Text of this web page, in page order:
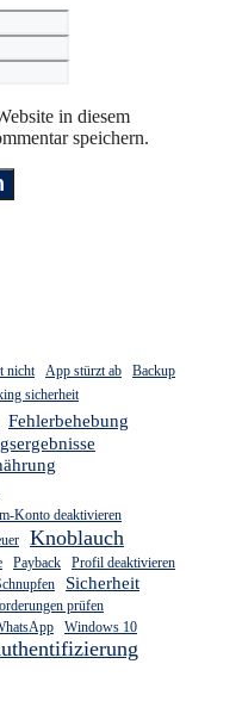
Mail-
Adresse
in diesem
speichern.
nicht App stürzt ab
Backup
sicherheit
Fehlerbehebung
Konto deaktivieren
Knoblauch
Payback
Profil deaktivieren
Sicherheit
prüfen
Windows 10